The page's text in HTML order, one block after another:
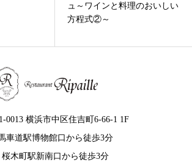
のおいしい
0013 横浜市中区住吉町6-66-1 1F
車道駅博物館口から徒歩3分
桜木町駅新南口から徒歩3分